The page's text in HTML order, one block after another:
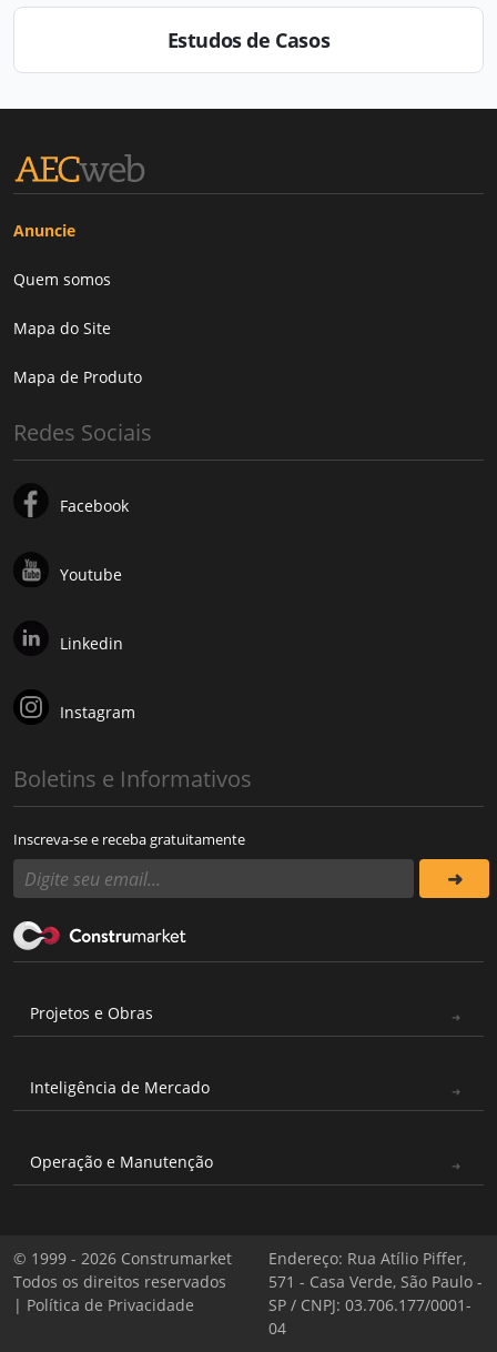
Estudos de Casos
Anuncie
Quem somos
Mapa do Site
Mapa de Produto
Redes Sociais
Facebook
Youtube
Linkedin
Instagram
Boletins e Informativos
Inscreva-se e receba gratuitamente
Projetos e Obras
Inteligência de Mercado
Operação e Manutenção
© 1999 - 2026 Construmarket
Todos os direitos reservados
| Política de Privacidade
Endereço: Rua Atílio Piffer,
571 - Casa Verde, São Paulo -
SP / CNPJ: 03.706.177/0001-
04